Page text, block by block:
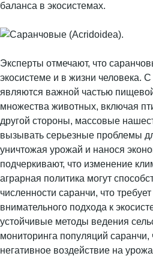
баланса в экосистемах.
Эксперты отмечают, что
экосистеме и в жизни человека.
являются важной частью
множества животных, включая
другой стороны, массовые
вызывать серьезные проблемы
уничтожая урожай и нанося
подчеркивают, что изменение
аграрная политика могут
численности саранчи, что
внимательного подхода к
устойчивые методы ведения
мониторинга популяций
негативное воздействие на